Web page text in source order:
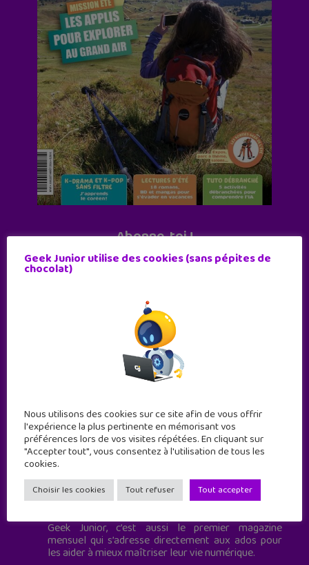
Abonne-toi !
11 numéros par an
JE M'ABONNE !
Geek Junior est le premier site de culture numérique
à destination des adolescents.
Geek Junior, c’est aussi le premier magazine
mensuel qui s’adresse directement aux ados pour
les aider à mieux maîtriser leur vie numérique.
Geek Junior utilise des cookies (sans pépites de
chocolat)
Nous utilisons des cookies sur ce site afin de vous offrir
l'expérience la plus pertinente en mémorisant vos
préférences lors de vos visites répétées. En cliquant sur
"Accepter tout", vous consentez à l'utilisation de tous les
cookies.
Choisir les cookies Tout refuser Tout accepter